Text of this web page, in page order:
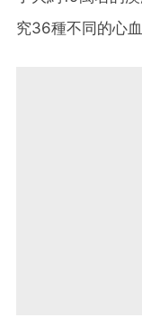
究36種不同的心血